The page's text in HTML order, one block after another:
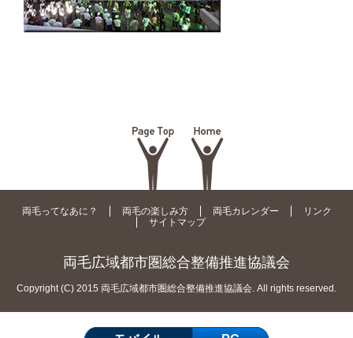
両毛ってなあに？ 両毛の楽しみ方 両毛カレンダー
リンク
サイトマップ
両毛広域都市圏総合整備推進協議会
Copyright (C) 2015 両毛広域都市圏総合整備推進協議会. All rights reserved.